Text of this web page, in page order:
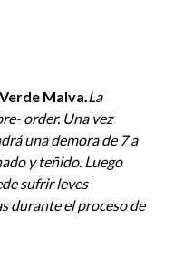
Malva.La
order. Una vez
una demora de 7 a
y teñido. Luego
sufrir leves
durante el proceso de